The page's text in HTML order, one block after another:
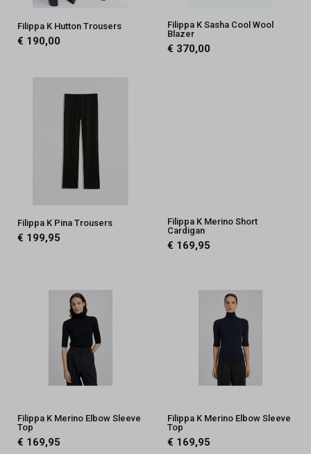
Filippa K Hutton Trousers
€ 190,00
Filippa K Sasha Cool Wool
Blazer
€ 370,00
Filippa K Pina Trousers
€ 199,95
Filippa K Merino Short
Cardigan
€ 169,95
Filippa K Merino Elbow Sleeve
Top
€ 169,95
Filippa K Merino Elbow Sleeve
Top
€ 169,95